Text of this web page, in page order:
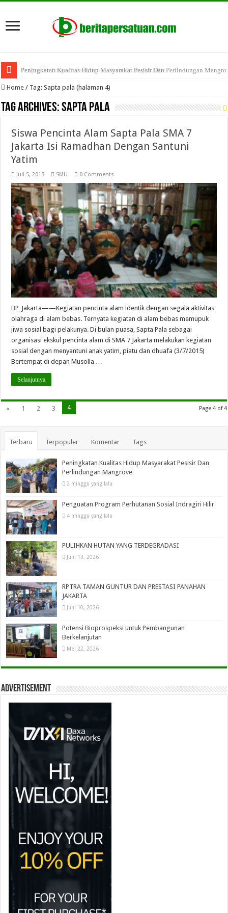
Peningkatan Kualitas Hidup Masyarakat Pesisir Dan Perlindungan
Penguatan Program Perhutanan Sosial Indragiri Hilir
Home / Tag:Sapta pala (halaman 4)
Tag Archives:Sapta pala
Siswa Pencinta Alam Sapta Pala SMA 7
Jakarta Isi Ramadhan Dengan Santuni
Yatim
Juli 5, 2015 SMU 0 Comments
BP_Jakarta——Kegiatan pencinta alam identik dengan segala aktivitas
olahraga di alam bebas. Ternyata kegiatan di alam bebas memupuk
jiwa sosial bagi pelakunya. Di bulan puasa, Sapta Pala sebagai
organisasi ekskul pencinta alam di SMA 7 Jakarta melakukan kegiatan
sosial dengan menyantuni anak yatim, piatu dan dhuafa (3/7/2015)
Bertempat di depan Musolla …
Selanjutnya
Page 4 of 4
« 1 2 3 4
Terbaru Terpopuler Komentar Tags
Peningkatan Kualitas Hidup Masyarakat Pesisir Dan
Perlindungan Mangrove
2 minggu yang lalu
Penguatan Program Perhutanan Sosial Indragiri Hilir
4 minggu yang lalu
PULIHKAN HUTAN YANG TERDEGRADASI
Juni 13, 2026
RPTRA TAMAN GUNTUR DAN PRESTASI PANAHAN
JAKARTA
Juni 10, 2026
Potensi Bioprospeksi untuk Pembangunan
Berkelanjutan
Mei 22, 2026
Advertisement